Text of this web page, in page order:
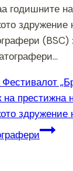
годишните
здружение
(BSC)
Фестивалот
на престижна
здружение